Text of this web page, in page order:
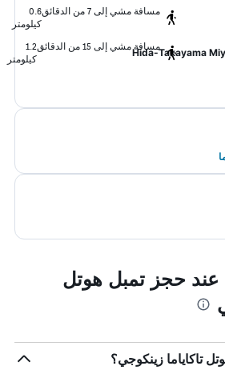
مسافة مشي إلى 7 من الدقائق
0.6
كيلومتر
Hida-Takayama
مسافة مشي إلى 15 من الدقائق
1.2
كيلومتر
عند حجز تمبل هوتل
تاكاياما زينكوجي؟